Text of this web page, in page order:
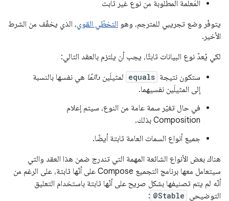
المَعلمة المطلوبة من نوع غير ثابت
يتوفّر وضع تجريبي للمترجم، وهو التخطّي القوي، الذي يخفّف من الشرط
الأخير.
لكي يُعدّ نوع البيانات ثابتًا، يجب أن يلتزم بالعقد التالي:
ستكون نتيجة equals لمثيلَين دائمًا هي نفسها بالنسبة
إلى المثيلَين نفسيهما.
في حال تغيّر سمة عامة من النوع، سيتم إعلام
Composition بذلك.
جميع أنواع السمات العامة ثابتة أيضًا.
هناك بعض الأنواع الشائعة المهمة التي تندرج ضمن هذا العقد والتي
سيتعامل معها برنامج التجميع Compose على أنّها ثابتة، على الرغم من
أنّه لم يتم تصنيفها بشكل صريح على أنّها ثابتة باستخدام التعليق
التوضيحي @Stable
: